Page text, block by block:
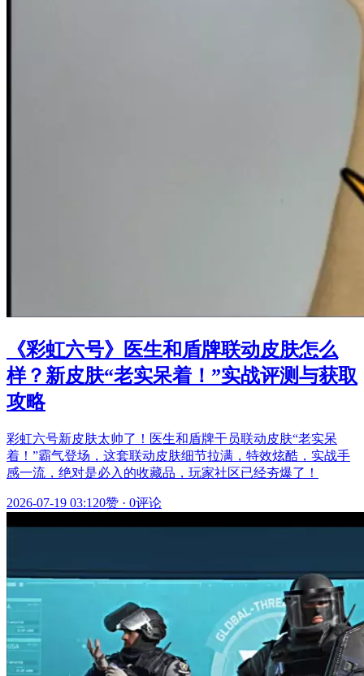
《彩虹六号》医生和盾牌联动皮肤怎么
样？新皮肤“老实呆着！”实战评测与获取
攻略
彩虹六号新皮肤太帅了！医生和盾牌干员联动皮肤“老实呆
着！”霸气登场，这套联动皮肤细节拉满，特效炫酷，实战手
感一流，绝对是必入的收藏品，玩家社区已经夯爆了！
2026-07-19 03:120赞 · 0评论